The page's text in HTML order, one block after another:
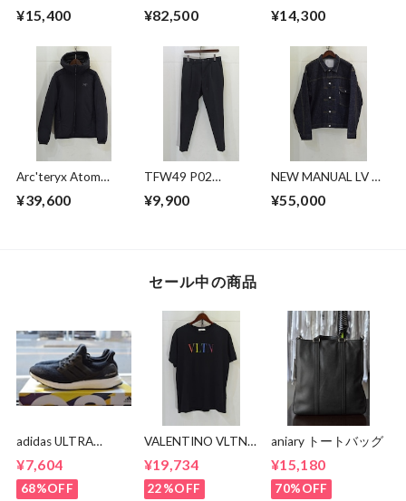
ップ付き セットア
¥15,400 ¥82,500 ¥14,300
Arc'teryx Atom
¥39,600
TFW49 P02
¥9,900
NEW MANUAL LV T-
JACKET
¥55,000
セール中の商品
adidas ULTRA
¥7,604
68%OFF
VALENTINO VLTN
¥19,734
22%OFF
aniary トートバッグ
¥15,180
70%OFF